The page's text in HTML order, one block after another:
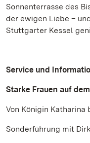
Sonnenterrasse des
der ewigen Liebe –
Stuttgarter Kessel
Service und
Starke Frauen auf
Von Königin
Sonderführung mit